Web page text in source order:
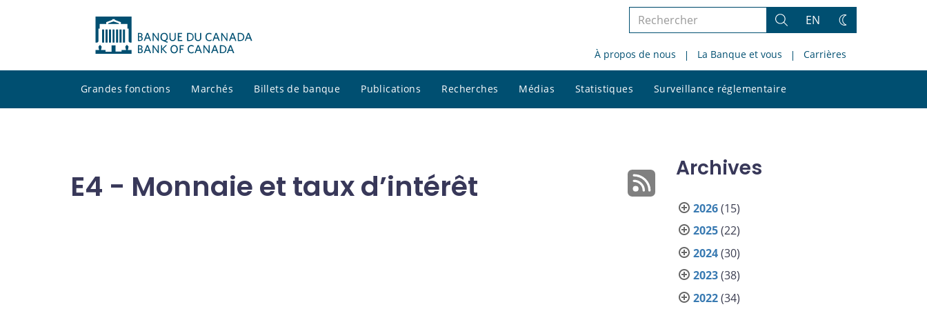
Rechercher
le
site
Rechercher
EN
Changez
thème
À propos de nous La Banque et vous Carrières
Grandes fonctions Marchés Billets de banque Publications Recherches Médias Statistiques Surveillance réglementaire
le
E4 - Monnaie et taux d’intérêt Archives
2026(15)
2025(22)
2024(30)
2023(38)
2022(34)